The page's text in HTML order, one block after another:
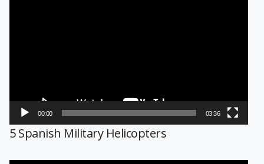
00:00 03:36
5 Spanish Military Helicopters